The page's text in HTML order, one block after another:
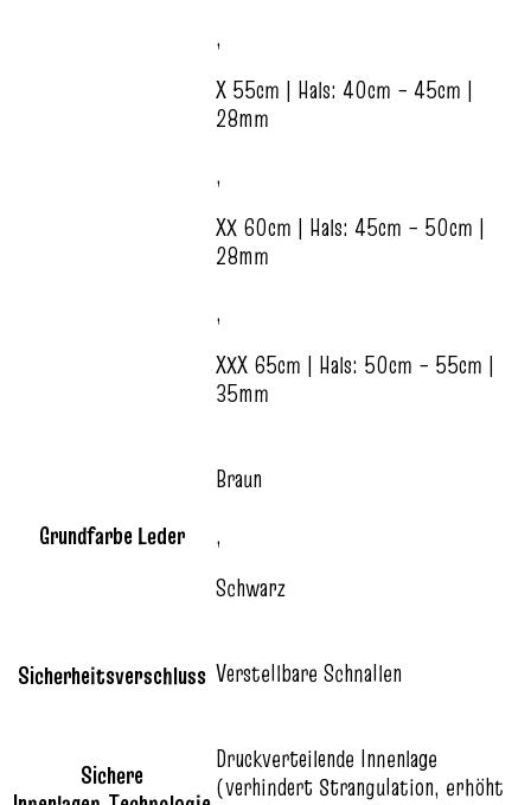
,
X 55cm | Hals: 40cm – 45cm |
28mm
,
XX 60cm | Hals: 45cm – 50cm |
28mm
,
XXX 65cm | Hals: 50cm – 55cm |
35mm
Grundfarbe Leder
Braun
,
Schwarz
Sicherheitsverschluss Verstellbare Schnallen
Sichere
Druckverteilende Innenlage
(verhindert Strangulation, erhöht